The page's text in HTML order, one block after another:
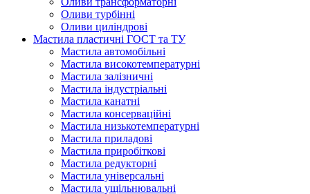
Оливи турбінні
Оливи циліндрові
Мастила пластичні ГОСТ та ТУ
Мастила автомобільні
Мастила високотемпературні
Мастила залізничні
Мастила індустріальні
Мастила канатні
Мастила консерваційні
Мастила низькотемпературні
Мастила приладові
Мастила приробіткові
Мастила редукторні
Мастила універсальні
Мастила ущільнювальні